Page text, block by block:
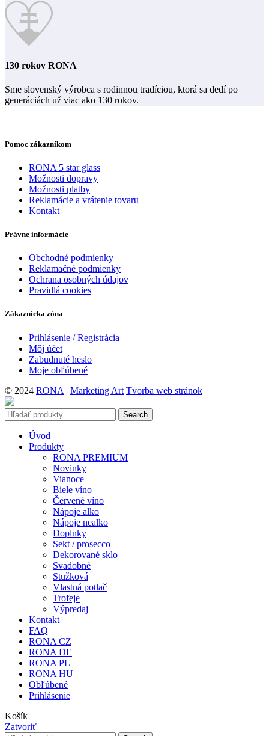
130 rokov RONA
Sme slovenský výrobca s rodinnou tradíciou, ktorá sa dedí po
generáciách už viac ako 130 rokov.
Pomoc zákazníkom
RONA 5 star glass
Možnosti dopravy
Možnosti platby
Reklamácie a vrátenie tovaru
Kontakt
Právne informácie
Obchodné podmienky
Reklamačné podmienky
Ochrana osobných údajov
Pravidlá cookies
Zákaznícka zóna
Prihlásenie / Registrácia
Môj účet
Zabudnuté heslo
Moje obľúbené
© 2024 RONA | Marketing Art Tvorba web stránok
Search
Úvod
Produkty
RONA PREMIUM
Novinky
Vianoce
Biele víno
Červené víno
Nápoje alko
Nápoje nealko
Doplnky
Sekt / prosecco
Dekorované sklo
Svadobné
Stužková
Vlastná potlač
Trofeje
Výpredaj
Kontakt
FAQ
RONA CZ
RONA DE
RONA PL
RONA HU
Obľúbené
Prihlásenie
Košík
Zatvoriť